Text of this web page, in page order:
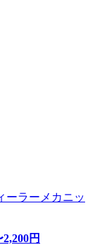
ーラーメカニッ
2,200円